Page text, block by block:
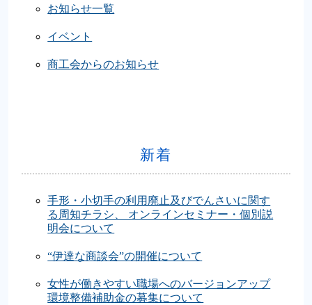
お知らせ一覧
イベント
商工会からのお知らせ
新着
手形・小切手の利用廃止及びでんさいに関す
る周知チラシ、 オンラインセミナー・個別説
明会について
“伊達な商談会”の開催について
女性が働きやすい職場へのバージョンアップ
環境整備補助金の募集について